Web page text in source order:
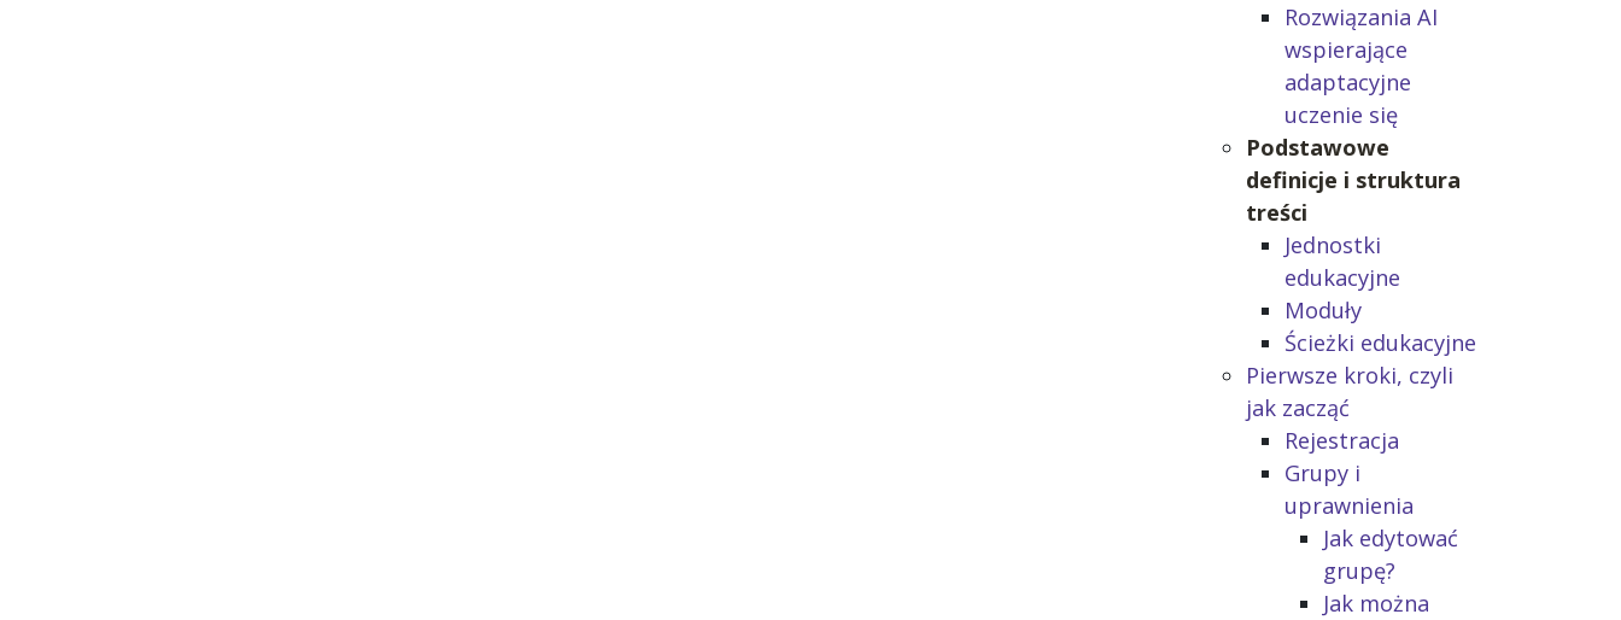
Rozwiązania AI
wspierające
adaptacyjne
uczenie się
Podstawowe
definicje i struktura
treści
Jednostki
edukacyjne
Moduły
Ścieżki edukacyjne
Pierwsze kroki, czyli
jak zacząć
Rejestracja
Grupy i
uprawnienia
Jak edytować
grupę?
Jak można